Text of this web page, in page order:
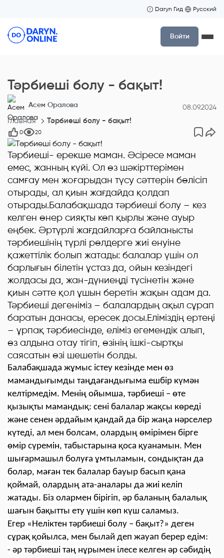
Daryn Гид Русский
Войти
Тәрбиеші болу - бақыт!
Асем Оралова 08.09.2024
Главная Тәрбиеші болу - бақыт!
0 20
Тәрбиеші- ерекше маман. Әсіресе маман
емес, жанның күйі. Ол өз шәкірттерімен
самғау мен жоғарыдан түсу сәттерін бөлісіп
отырады, ал қиын жағдайда қолдап
отырады.Балабақшада тәрбиеші болу – кез
келген өнер сияқты көп қырлы және ауыр
еңбек. Әртүрлі жағдайларға байланысты
тәрбиешінің түрлі рөлдерге жиі енуіне
қажеттілік болып жатады: балалар үшін ол
барлығын білетін ұстаз да, ойын кезіндегі
жолдасы да, жан-дүниеңді түсінетін және
қиын сәтте қол ұшын беретін жақын адам да.
Тәрбиеші дегеніміз – балалардың ақыл сұрап
баратын данасы, ересек досы.Еліміздің ертеңі
– ұрпақ тәрбиесінде, еліміз егемендік алып,
өз алдына отау тігіп, өзінің ішкі-сыртқы
саясатын өзі шешетін болды.
Балабақшада жұмыс істеу кезінде мен өз
мамандығымды таңдағандығыма ешбір күмән
келтірмедім. Менің ойымша, тәрбиеші – өте
қызықты мамандық: сені балалар жақсы көреді
және сенен әрдайым қандай да бір жаңа нәрселер
күтеді, ал мен болсам, олардың өмірімен бірге
өмір сүремін, табыстарына қоса қуанамын. Мен
шығармашыл болуға ұмтыламын, сондықтан да
болар, маған тек балалар бауыр басып қана
қоймай, олардың ата-аналары да жиі келіп
жатады. Біз олармен бірігіп, әр баланың балалық
шағын бақытты ету үшін көп күш саламыз.
Егер «Неліктен тәрбиеші болу – бақыт?» деген
сұрақ қойылса, мен былай деп жауап берер едім:
- әр тәрбиеші таң нұрымен ілесе келген әр сәбидің